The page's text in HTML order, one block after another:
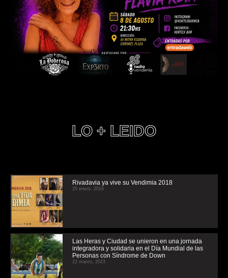
LO + LEIDO
Rivadavia ya vive su Vendimia 2018
25 enero, 2018
Las Heras y Ciudad se unieron en una jornada
integradora y solidaria en el Día Mundial de las
Personas con Síndrome de Down
22 marzo, 2023